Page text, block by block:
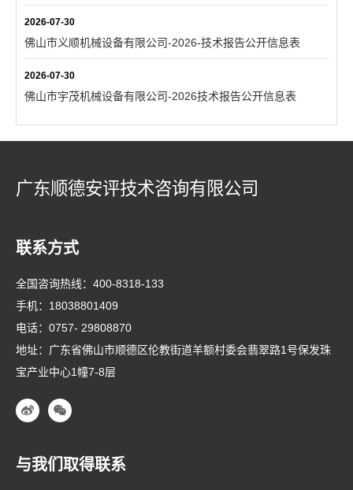
2026-07-30
佛山市义顺机械设备有限公司-2026-技术报告公开信息表
2026-07-30
佛山市宇茂机械设备有限公司-2026技术报告公开信息表
广东顺德安评技术咨询有限公司
联系方式
全国咨询热线： 400-8318-133
手机： 18038801409
电话： 0757- 29808870
地址：广东省佛山市顺德区伦教街道羊额村委会翡翠路1号保发珠
宝产业中心1幢7-8层
与我们取得联系